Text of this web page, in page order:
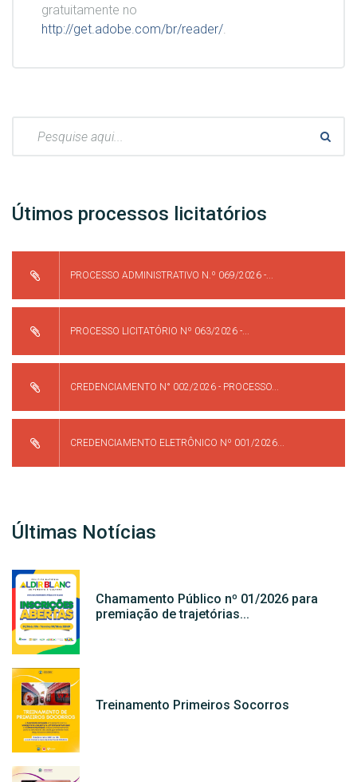
gratuitamente no
http://get.adobe.com/br/reader/.
Útimos processos licitatórios
PROCESSO ADMINISTRATIVO N.º 069/2026 -...
PROCESSO LICITATÓRIO Nº 063/2026 -...
CREDENCIAMENTO N° 002/2026 - PROCESSO...
CREDENCIAMENTO ELETRÔNICO Nº 001/2026...
Últimas Notícias
Chamamento Público nº 01/2026 para
premiação de trajetórias...
Treinamento Primeiros Socorros